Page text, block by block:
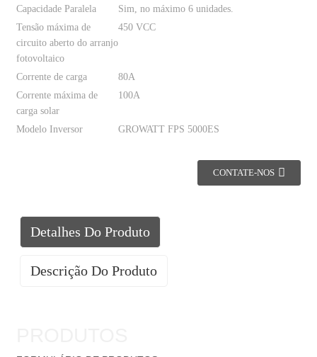
Capacidade Paralela
Sim, no máximo 6 unidades.
Tensão máxima de
circuito aberto do arranjo
fotovoltaico
450 VCC
Corrente de carga
80A
Corrente máxima de
carga solar
100A
Modelo Inversor GROWATT FPS 5000ES
CONTATE-NOS
Detalhes Do Produto
Descrição Do Produto